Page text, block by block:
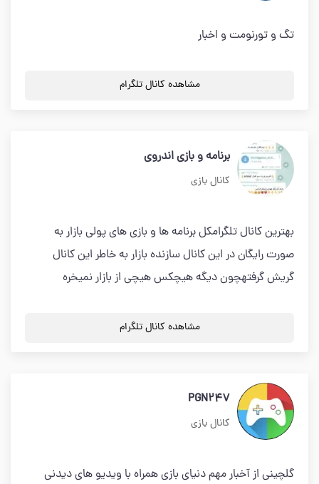
تگ و تورنومت و اخبار
مشاهده کانال تلگرام
برنامه و بازی اندروی
کانال بازی
بهترین کانال تلگرامکل برنامه ها و بازی های پولی بازار به
صورت رایگان در این کانال سازنده بازار به خاطر این کانال
گریش گرفتهچون دیگه هیچکس هیچی از بازار نمیخره
مشاهده کانال تلگرام
PGN247
کانال بازی
گلچینی از آخبار مهم دنیای بازی همراه با ویدیو های دیدنی